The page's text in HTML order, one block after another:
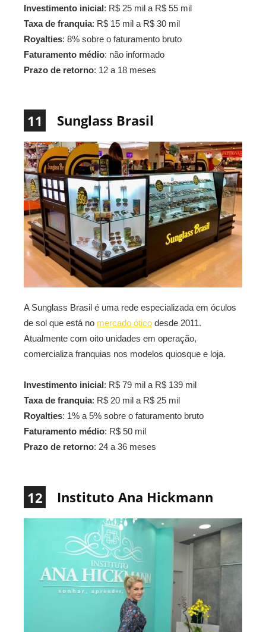
Investimento inicial: R$ 25 mil a R$ 55 mil
Taxa de franquia: R$ 15 mil a R$ 30 mil
Royalties: 8% sobre o faturamento bruto
Faturamento médio: não informado
Prazo de retorno: 12 a 18 meses
11 Sunglass Brasil
A Sunglass Brasil é uma rede especializada em óculos
de sol que está no mercado ótico desde 2011.
Atualmente com oito unidades em operação,
comercializa franquias nos modelos quiosque e loja.
Investimento inicial: R$ 79 mil a R$ 139 mil
Taxa de franquia: R$ 20 mil a R$ 25 mil
Royalties: 1% a 5% sobre o faturamento bruto
Faturamento médio: R$ 50 mil
Prazo de retorno: 24 a 36 meses
12 Instituto Ana Hickmann